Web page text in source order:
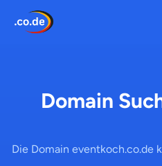
Domain
Die Domain eventkoch.co.de